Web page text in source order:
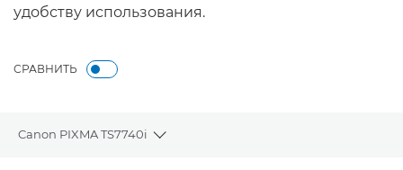
удобству использования.
СРАВНИТЬ
Canon PIXMA TS7740i
Toggle breadcrumbs